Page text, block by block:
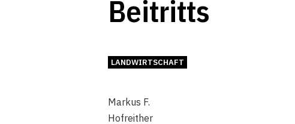
Beitritts
LANDWIRTSCHAFT
Markus F.
Hofreither